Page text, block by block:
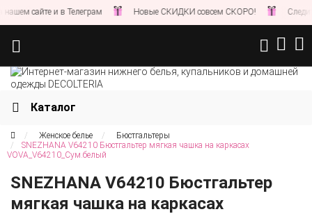
сайте и в Телеграм Новые СКИДКИ совсем СКОРО! Следите
Каталог
Женское белье
Бюстгальтеры
SNEZHANA V64210 Бюстгальтер мягкая чашка на каркасах
VOVA_V64210_Сум.белый
SNEZHANA V64210 Бюстгальтер
мягкая чашка на каркасах